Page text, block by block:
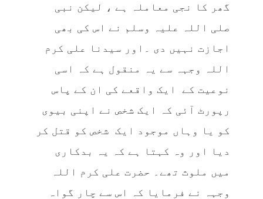
گھر کا نجی معاملہ ہے ، لیکن نبی
صلی اللہ علیہ وسلم نے اس کی بھی
اجازت نہیں دی ۔اور سیدنا علی کرم
اللہ وجہہ سے یہ منقول ہے کہ اسی
نوعیت کے ایک واقعے کی ان کے پاس
رپورٹ آئی کہ ایک شخص نے اپنی بیوی
کو یا وہاں موجود ایک شخص کو قتل کر
دیا اور وہ کہتا ہے کہ یہ بدکاری
میں ملوث تھے۔ حضرت علی کرم اللہ
وجہہ نے فرمایا کہ اس سے چار گواہ